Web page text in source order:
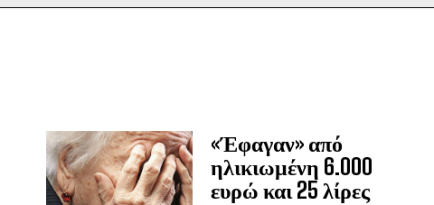
«Έφαγαν» από
ηλικιωμένη 6.000
ευρώ και 25 λίρες